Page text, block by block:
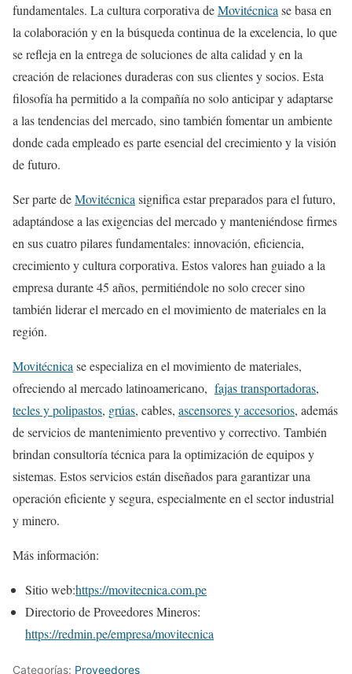
fundamentales. La cultura corporativa deMovitécnica se basa en
la colaboración y en la búsqueda continua de la excelencia, lo que
se refleja en la entrega de soluciones de alta calidad y en la
creación de relaciones duraderas con sus clientes y socios. Esta
filosofía ha permitido a la compañía no solo anticipar y adaptarse
a las tendencias del mercado, sino también fomentar un ambiente
donde cada empleado es parte esencial del crecimiento y la visión
de futuro.
Ser parte deMovitécnica significa estar preparados para el futuro,
adaptándose a las exigencias del mercado y manteniéndose firmes
en sus cuatro pilares fundamentales: innovación, eficiencia,
crecimiento y cultura corporativa. Estos valores han guiado a la
empresa durante 45 años, permitiéndole no solo crecer sino
también liderar el mercado en el movimiento de materiales en la
región.
Movitécnica se especializa en el movimiento de materiales,
ofreciendo al mercado latinoamericano, fajas transportadoras,
tecles y polipastos, grúas, cables, ascensores y accesorios, además
de servicios de mantenimiento preventivo y correctivo. También
brindan consultoría técnica para la optimización de equipos y
sistemas. Estos servicios están diseñados para garantizar una
operación eficiente y segura, especialmente en el sector industrial
y minero.
Más información:
Sitio web:https://movitecnica.com.pe
Directorio de Proveedores Mineros:
https://redmin.pe/empresa/movitecnica
Categorías: Proveedores